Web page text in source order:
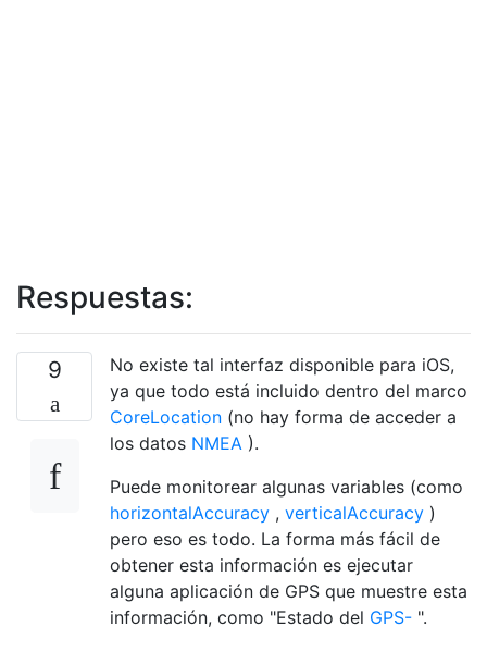
Respuestas:
9
No existe tal interfaz disponible para iOS,
ya que todo está incluido dentro del marco
CoreLocation (no hay forma de acceder a
los datos NMEA ).
Puede monitorear algunas variables (como
horizontalAccuracy , verticalAccuracy )
pero eso es todo. La forma más fácil de
obtener esta información es ejecutar
alguna aplicación de GPS que muestre esta
información, como "Estado del GPS- ".